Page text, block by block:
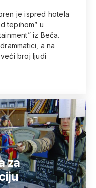
je ispred hotela
tepihom” u
iz Beča.
a na
broj ljudi
za